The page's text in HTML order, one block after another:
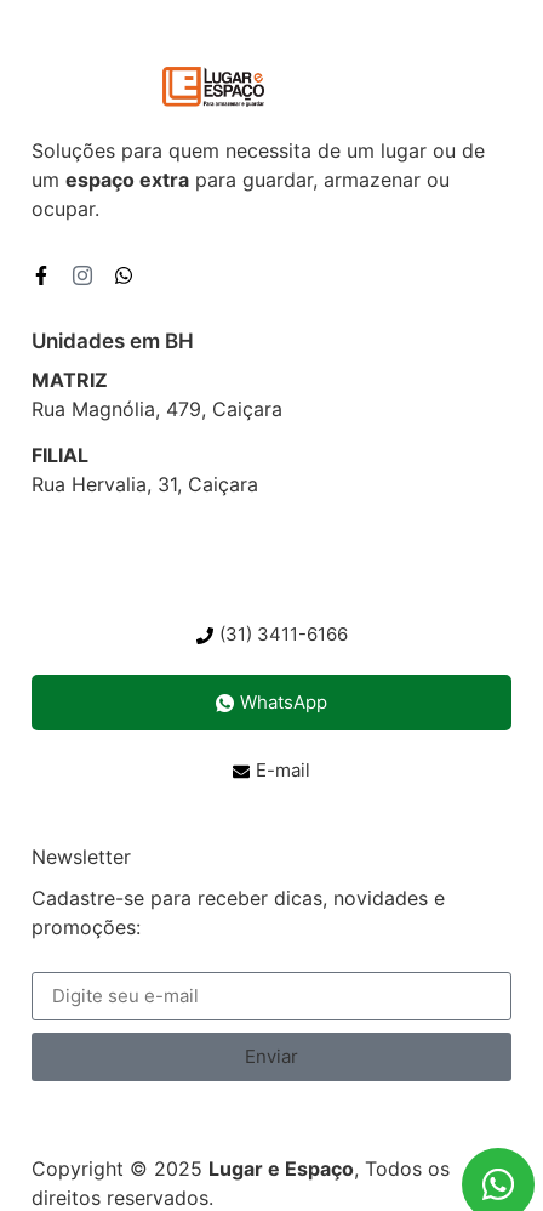
Soluções para quem necessita de um lugar ou de
um espaço extra para guardar, armazenar ou
ocupar.
Unidades em BH
MATRIZ
Rua Magnólia, 479, Caiçara
FILIAL
Rua Hervalia, 31, Caiçara
(31) 3411-6166
WhatsApp
E-mail
Newsletter
Cadastre-se para receber dicas, novidades e
promoções:
Enviar
Copyright © 2025 Lugar e Espaço, Todos os
direitos reservados.